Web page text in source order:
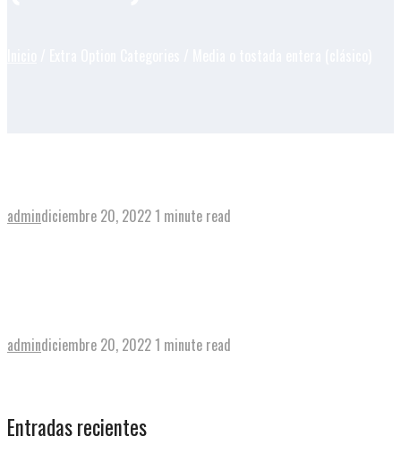
admindiciembre 20, 2022 1 minute read
admindiciembre 20, 2022 1 minute read
Entradas recientes